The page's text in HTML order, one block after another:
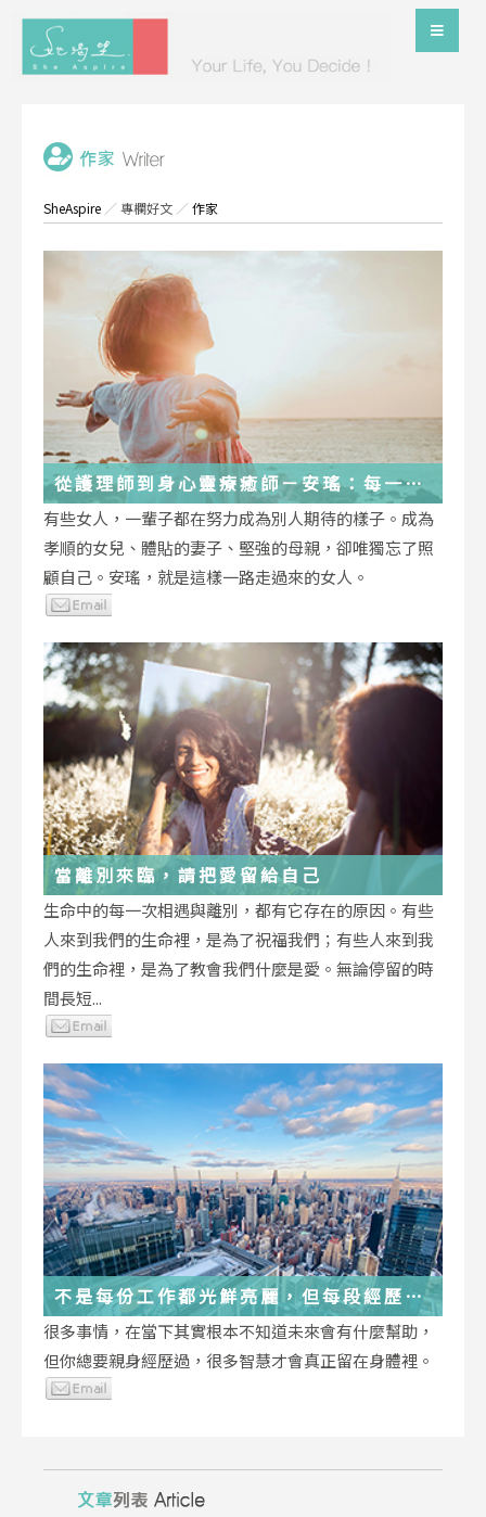
SheAspire ／專欄好文 ／作家
從護理師到身心靈療癒師－安瑤：每一段
低谷，都能成為重生的起點
有些女人，一輩子都在努力成為別人期待的樣子。成為
孝順的女兒、體貼的妻子、堅強的母親，卻唯獨忘了照
顧自己。安瑤，就是這樣一路走過來的女人。
當離別來臨，請把愛留給自己
生命中的每一次相遇與離別，都有它存在的原因。有些
人來到我們的生命裡，是為了祝福我們；有些人來到我
們的生命裡，是為了教會我們什麼是愛。無論停留的時
間長短...
不是每份工作都光鮮亮麗，但每段經歷都
在偷偷改變你
很多事情，在當下其實根本不知道未來會有什麼幫助，
但你總要親身經歷過，很多智慧才會真正留在身體裡。